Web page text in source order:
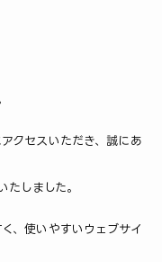
クセスいただき、誠にあ
たしました。
、使いやすいウェブサイ